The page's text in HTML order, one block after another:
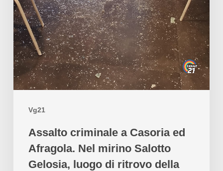
Vg21
Assalto criminale a Casoria ed
Afragola. Nel mirino Salotto
Gelosia, luogo di ritrovo della